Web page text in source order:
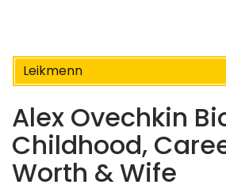
Leikmenn
Alex Ovechkin
Childhood,
Worth & Wife